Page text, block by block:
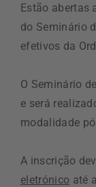
Estão abertas
do Seminário
efetivos da
O Seminário
e será
modalidade
A inscrição
eletrónico até